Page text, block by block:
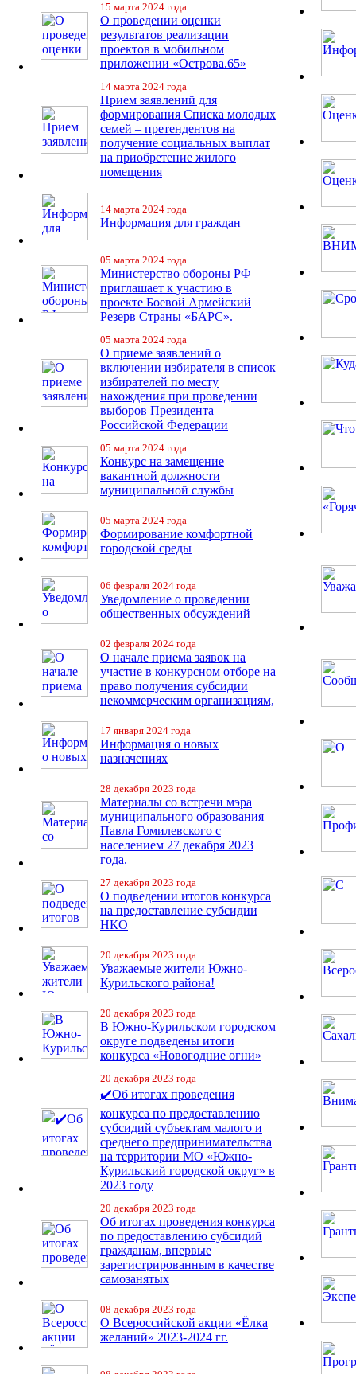
15 марта 2024 года
О проведении оценки
результатов реализации
проектов в мобильном
приложении «Острова.65»
14 марта 2024 года
Прием заявлений для
формирования Списка молодых
семей – претендентов на
получение социальных выплат
на приобретение жилого
помещения
14 марта 2024 года
Информация для граждан
05 марта 2024 года
Министерство обороны РФ
приглашает к участию в
проекте Боевой Армейский
Резерв Страны «БАРС».
05 марта 2024 года
О приеме заявлений о
включении избирателя в список
избирателей по месту
нахождения при проведении
выборов Президента
Российской Федерации
05 марта 2024 года
Конкурс на замещение
вакантной должности
муниципальной службы
05 марта 2024 года
Формирование комфортной
городской среды
06 февраля 2024 года
Уведомление о проведении
общественных обсуждений
02 февраля 2024 года
О начале приема заявок на
участие в конкурсном отборе на
право получения субсидии
некоммерческим организациям,
17 января 2024 года
Информация о новых
назначениях
28 декабря 2023 года
Материалы со встречи мэра
муниципального образования
Павла Гомилевского с
населением 27 декабря 2023
года.
27 декабря 2023 года
О подведении итогов конкурса
на предоставление субсидии
НКО
20 декабря 2023 года
Уважаемые жители Южно-
Курильского района!
20 декабря 2023 года
В Южно-Курильском городском
округе подведены итоги
конкурса «Новогодние огни»
20 декабря 2023 года
✔️Об итогах проведения
конкурса по предоставлению
субсидий субъектам малого и
среднего предпринимательства
на территории МО «Южно-
Курильский городской округ» в
2023 году
20 декабря 2023 года
Об итогах проведения конкурса
по предоставлению субсидий
гражданам, впервые
зарегистрированным в качестве
самозанятых
08 декабря 2023 года
О Всероссийской акции «Ёлка
желаний» 2023-2024 гг.